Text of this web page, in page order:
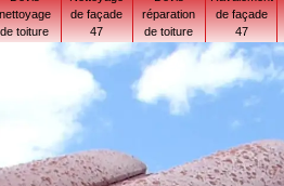
de toiture
de façade
47
réparation
de toiture
47 Lot-et-
Garonne
de façade
47